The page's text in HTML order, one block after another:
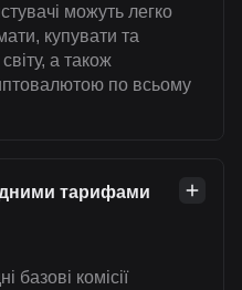
можуть легко
купувати та
а також
по всьому
тарифами
базові комісії